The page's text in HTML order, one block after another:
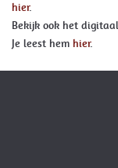
hier.
Bekijk ook het
Je leest hem hier.